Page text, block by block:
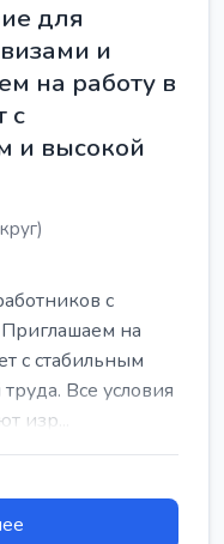
для
и
на работу в
с
и высокой
с
на
с стабильным
Все условия
изр...